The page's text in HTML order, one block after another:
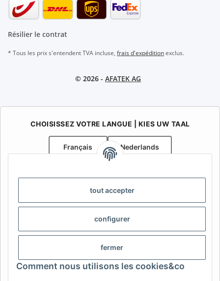
tout accepter
configurer
fermer
Comment nous utilisons les cookies&co
Résilier le contrat
* Tous les prix s'entendent TVA incluse, frais d'expéditionexclus.
© 2026 - AFATEK AG
CHOISISSEZ VOTRE LANGUE | KIES UW TAAL
Français Nederlands
specialist in onderdelen voor aanhangwagens
Contact:info@afatek.com
AFATEK INTERNATIONAL – SELECT REGION & LANGUAGE |
CHOISIR LA RÉGION ET LA LANGUE | SELECCIONAR REGIÓN E